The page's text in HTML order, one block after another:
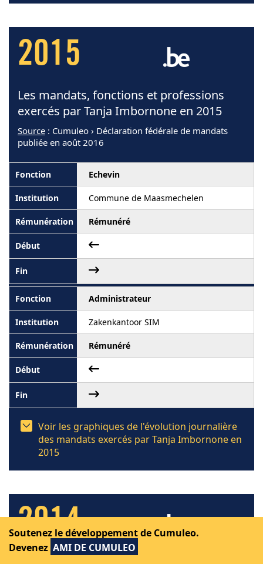
2015
Les mandats, fonctions et professions
exercés par Tanja Imbornone en 2015
Source : Cumuleo › Déclaration fédérale de mandats
publiée en août 2016
Echevin
Commune de Maasmechelen
Rémunéré
Administrateur
Zakenkantoor SIM
Rémunéré
Voir les graphiques de l'évolution journalière
des mandats exercés par Tanja Imbornone en
2015
2014
Soutenez le développement de Cumuleo.
Devenez AMI DE CUMULEO